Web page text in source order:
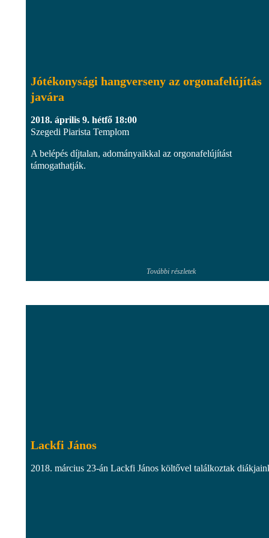
Jótékonysági hangverseny az orgonafelújítás
javára
2018. április 9. hétfő 18:00
Szegedi Piarista Templom
A belépés díjtalan, adományaikkal az orgonafelújítást
támogathatják.
További részletek
Lackfi János
2018. március 23-án Lackfi János költővel találkoztak